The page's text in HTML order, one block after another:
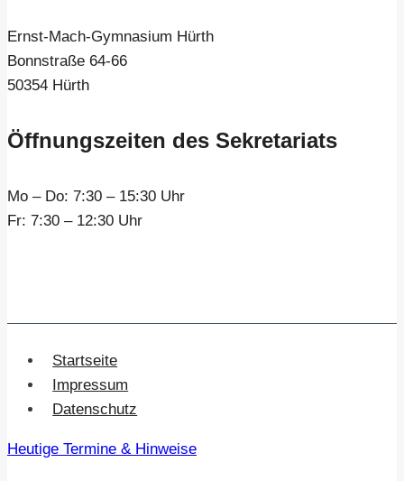
Ernst-Mach-Gymnasium Hürth
Bonnstraße 64-66
50354 Hürth
Öffnungszeiten des Sekretariats
Mo – Do: 7:30 – 15:30 Uhr
Fr: 7:30 – 12:30 Uhr
Startseite
Impressum
Datenschutz
Heutige Termine & Hinweise